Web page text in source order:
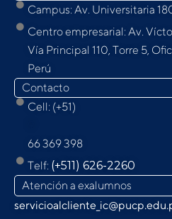
Campus: Av. Universitaria
Centro empresarial: Av.
Vía Principal 110, Torre 5,
Perú
Contacto
Cell: (+51)
66 369 398
Telf: (+511) 626-2260
Atención a exalumnos